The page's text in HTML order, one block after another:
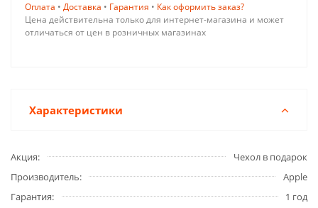
Оплата • Доставка • Гарантия • Как оформить заказ?
Цена действительна только для интернет-магазина и может
отличаться от цен в розничных магазинах
Характеристики
Акция
Чехол в подарок
Производитель
Apple
Гарантия
1 год